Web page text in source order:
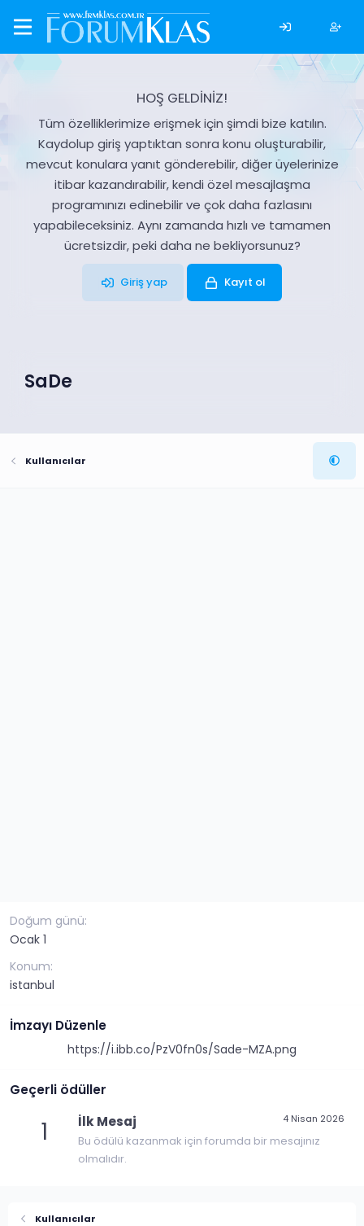
HOŞ GELDİNİZ!
Tüm özelliklerimize erişmek için şimdi bize katılın.
Kaydolup giriş yaptıktan sonra konu oluşturabilir,
mevcut konulara yanıt gönderebilir, diğer üyelerinize
itibar kazandırabilir, kendi özel mesajlaşma
programınızı edinebilir ve çok daha fazlasını
yapabileceksiniz. Aynı zamanda hızlı ve tamamen
ücretsizdir, peki daha ne bekliyorsunuz?
Giriş yap Kayıt ol
SaDe
Kullanıcılar
Doğum günü
Ocak 1
Konum
istanbul
İmzayı Düzenle
https://i.ibb.co/PzV0fn0s/Sade-MZA.png​
Geçerli ödüller
1 4 Nisan 2026
İlk Mesaj
Bu ödülü kazanmak için forumda bir mesajınız
olmalıdır.
Kullanıcılar